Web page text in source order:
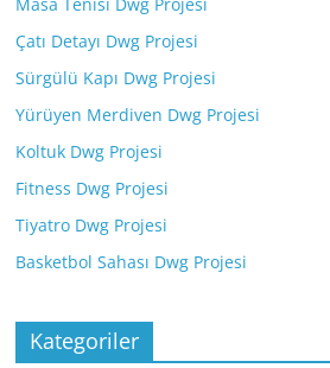
Çatı Detayı Dwg Projesi
Sürgülü Kapı Dwg Projesi
Yürüyen Merdiven Dwg Projesi
Koltuk Dwg Projesi
Fitness Dwg Projesi
Tiyatro Dwg Projesi
Basketbol Sahası Dwg Projesi
Kategoriler